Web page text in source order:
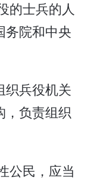
的士兵的人
务院和中央
织兵役机关
，负责组织
公民，应当